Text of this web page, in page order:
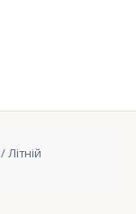
/ Літній